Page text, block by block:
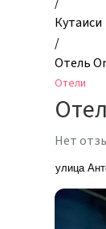
Кутаиси
/
Отель
Отели
Нет
улица